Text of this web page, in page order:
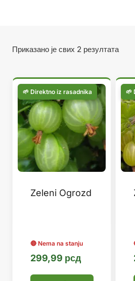
Приказано је свих 2 резултата
Zeleni Ogrozd
299,99 рсд